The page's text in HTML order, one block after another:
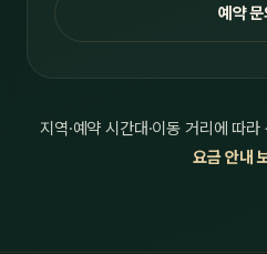
예약 문
지역·예약 시간대·이동 거리에 따
요금 안내